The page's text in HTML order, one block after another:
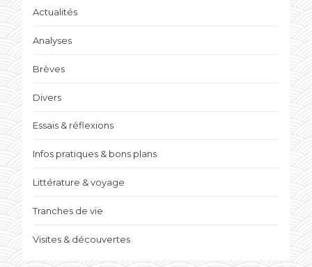
Actualités
Analyses
Brèves
Divers
Essais & réflexions
Infos pratiques & bons plans
Littérature & voyage
Tranches de vie
Visites & découvertes